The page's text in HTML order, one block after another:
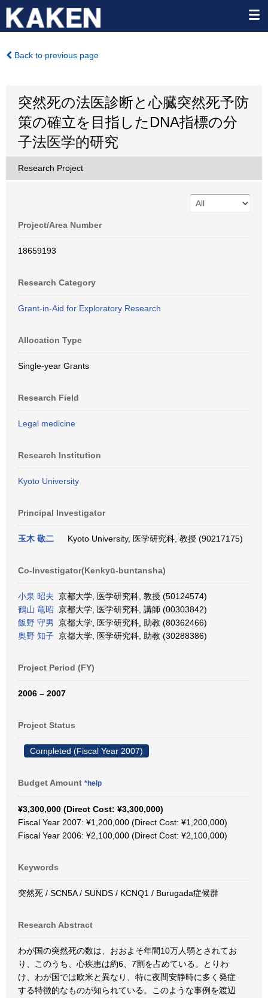
Back to previous page
突然死の法医診断と心臓突然死予防
策の確立を目指したDNA指標の分
子法医学的研究
Research Project
Project/Area Number
18659193
Research Category
Grant-in-Aid for Exploratory Research
Allocation Type
Single-year Grants
Research Field
Legal medicine
Research Institution
Kyoto University
Principal Investigator
玉木 敬二 Kyoto University, 医学研究科, 教授 (90217175)
Co-Investigator(Kenkyū-buntansha)
小泉 昭夫 京都大学, 医学研究科, 教授 (50124574)
鶴山 竜昭 京都大学, 医学研究科, 講師 (00303842)
飯野 守男
京都大学, 医学研究科, 助教 (80362466)
奥野 知子 京都大学, 医学研究科, 助教 (30288386)
Project Period (FY)
2006 – 2007
Project Status
Completed (Fiscal Year 2007)
Budget Amount *help
¥3,300,000 (Direct Cost: ¥3,300,000)
Fiscal Year 2007: ¥1,200,000 (Direct Cost: ¥1,200,000)
Fiscal Year 2006: ¥2,100,000 (Direct Cost: ¥2,100,000)
Keywords
突然死 / SCN5A / SUNDS / KCNQ1 / Burugada症候群
Research Abstract
わが国の突然死の数は、おおよそ年間10万人弱とされてお
り、このうち、心疾患は約6、7割を占めている。とりわ
け、わが国では欧米と異なり、特に夜間安静時に多く発症
する特徴的なものが知られている。このような事例を渡辺